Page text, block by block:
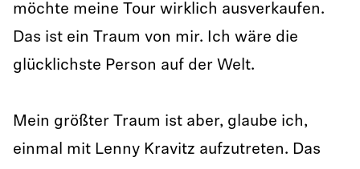
möchte meine Tour wirklich ausverkaufen.
Das ist ein Traum von mir. Ich wäre die
glücklichste Person auf der Welt.
Mein größter Traum ist aber, glaube ich,
einmal mit Lenny Kravitz aufzutreten. Das